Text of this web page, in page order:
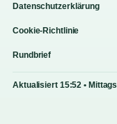
Datenschutzerklärung
Cookie-Richtlinie
Rundbrief
Aktualisiert 15:52 •